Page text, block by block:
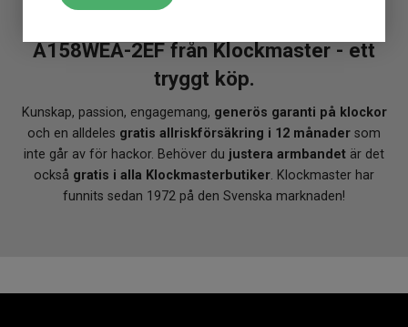
Tidtagning
Ja
Ja
Klockmaster Hudiksvall
Klockmaster Malmö, Mobilia Urhandel
Klockmaster Norrköping, Becks Urhandel
Klockmaster Norrtälje
Klockmaster Nyköping
Klockmaster Nässjö
Klockmaster Stockholm, Fältöversten
Klockmaster Stockholm, Kista
Klockmaster Sundsvall
A158WEA-2EF från Klockmaster - ett
tryggt köp.
Kunskap, passion, engagemang, generös garanti på klockor
och en alldeles gratis allriskförsäkring i 12 månader som
inte går av för hackor. Behöver du justera armbandet är det
också gratis i alla Klockmasterbutiker. Klockmaster har
funnits sedan 1972 på den Svenska marknaden!